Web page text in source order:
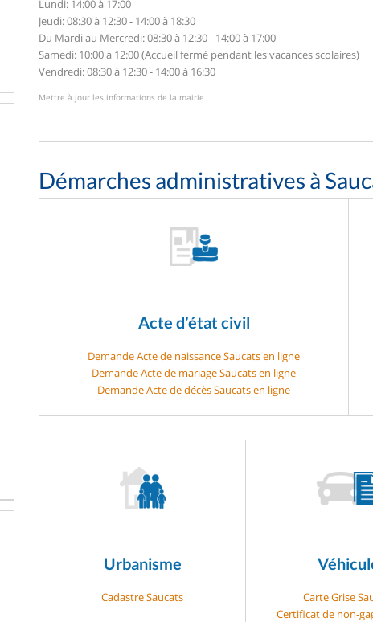
Lundi: 14:00 à 17:00
Jeudi: 08:30 à 12:30 - 14:00 à 18:30
Du Mardi au Mercredi: 08:30 à 12:30 - 14:00 à 17:00
Samedi: 10:00 à 12:00 (Accueil fermé pendant les vacances scolaires)
Vendredi: 08:30 à 12:30 - 14:00 à 16:30
Mettre à jour les informations de la mairie
Démarches administratives à
Acte d’état civil
Demande Acte de naissance Saucats en ligne
Demande Acte de mariage Saucats en ligne
Demande Acte de décès Saucats en ligne
Urbanisme
Cadastre Saucats
Carte Grise
Certificat de non-